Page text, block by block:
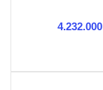
4.232.000